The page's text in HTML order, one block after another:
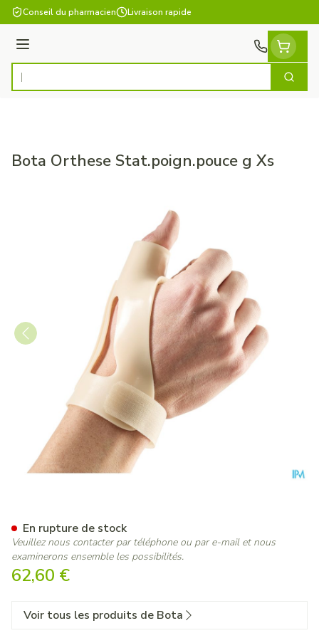
Aller au contenu
Conseil du pharmacien Livraison rapide
Menu
Rechercher
Bota Orthese Stat.poign.pouce g Xs
62,60 €
En rupture de stock
Veuillez nous contacter par téléphone ou par e-mail et nous
examinerons ensemble les possibilités.
Voir tous les produits de Bota